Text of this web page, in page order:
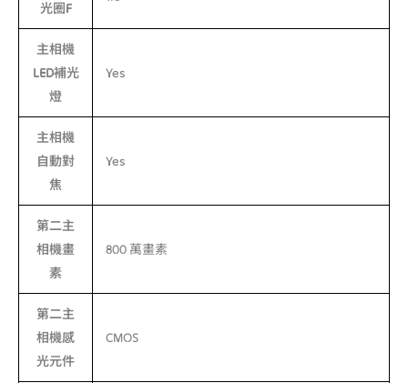
光圈F
主相機
LED補光
燈
Yes
主相機
自動對
焦
Yes
第二主
相機畫
素
800 萬畫素
第二主
相機感
光元件
CMOS